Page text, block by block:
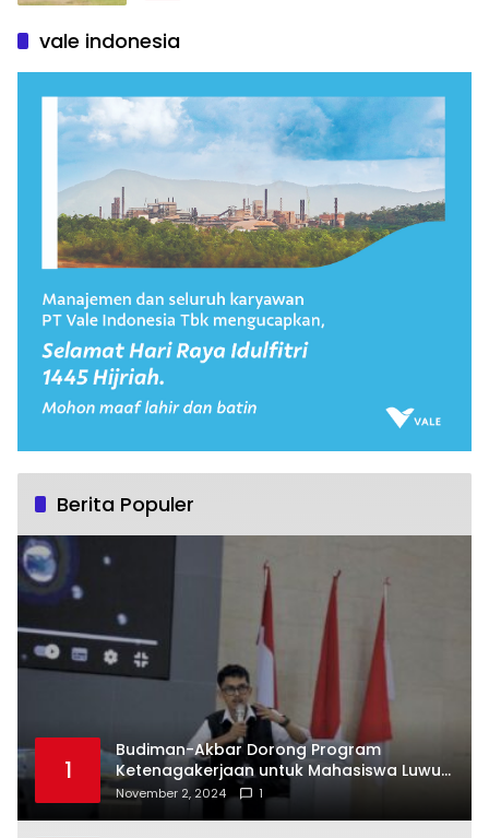
vale indonesia
Berita Populer
1
Budiman-Akbar Dorong Program
Ketenagakerjaan untuk Mahasiswa Luwu
Timur, Juru Bicara: Ini Peluang Nyata bagi
November 2, 2024 1